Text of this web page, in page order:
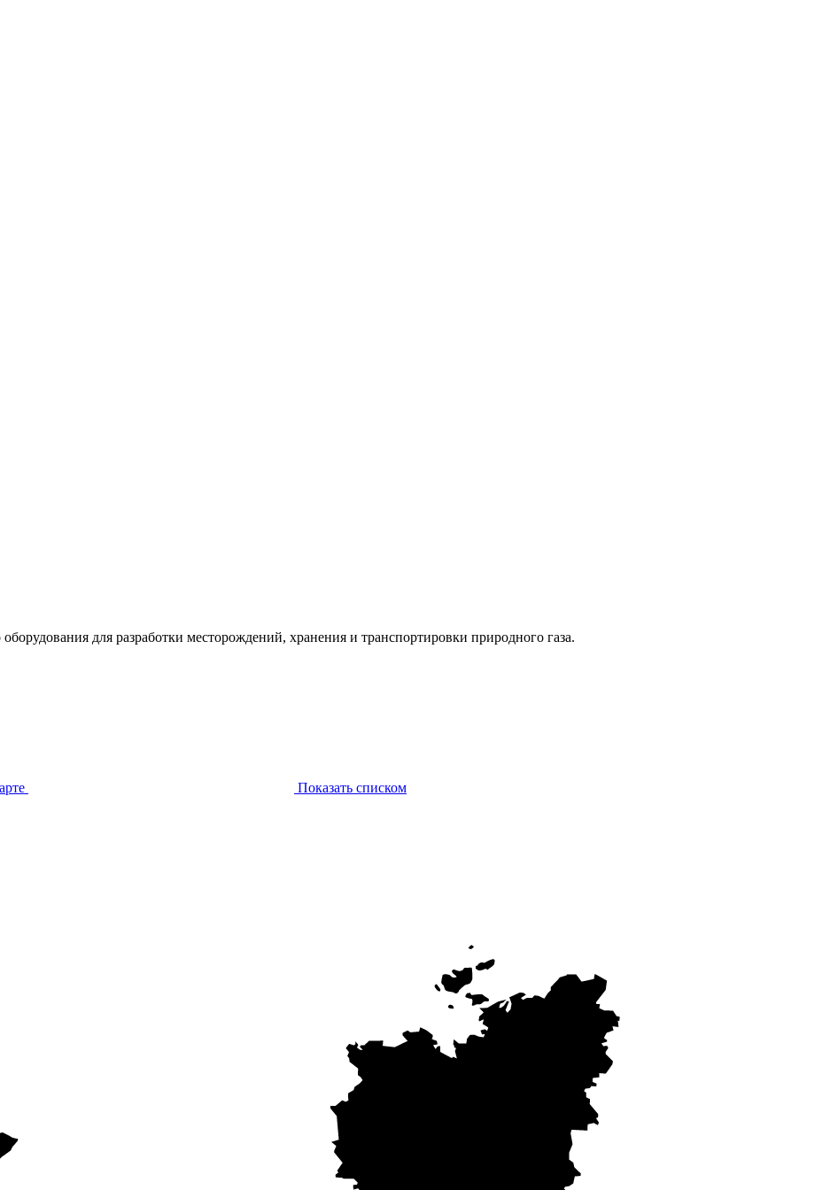
для разработки месторождений, хранения и транспортировки природного газа.
Показать списком